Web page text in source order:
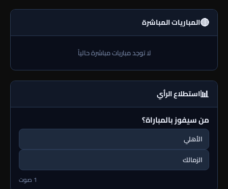
🔴المباريات المباشرة
لا توجد مباريات مباشرة حالياً
📊استطلاع الرأي
من سيفوز بالمباراة؟
الأهلي
الزمالك
1 صوت